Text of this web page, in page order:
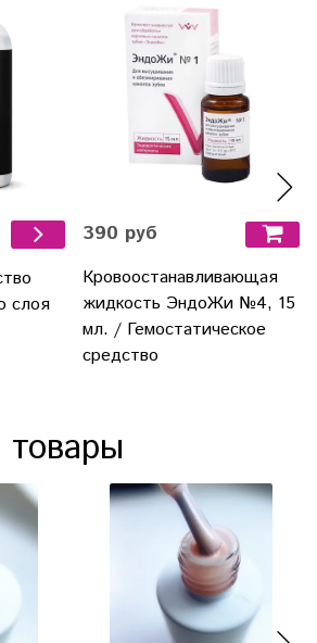
слоя
390 руб
Кровоостанавливающая
жидкость ЭндоЖи №4, 15
мл. / Гемостатическое
средство